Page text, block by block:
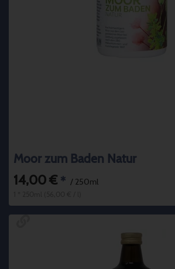
Moor zum Baden Natur
14,00 € * / 250ml